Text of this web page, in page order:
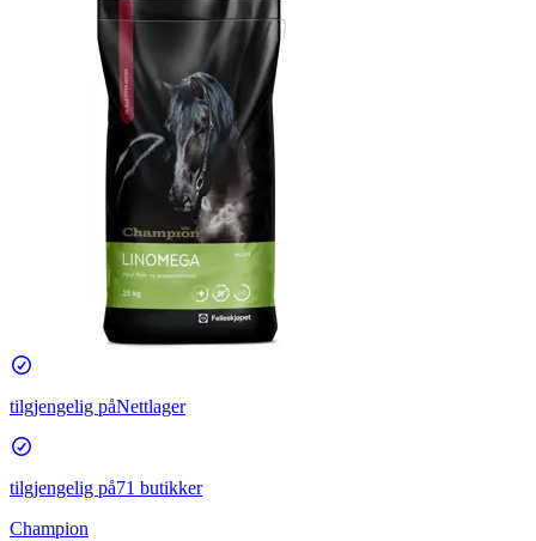
tilgjengelig påNettlager
tilgjengelig på71 butikker
Champion